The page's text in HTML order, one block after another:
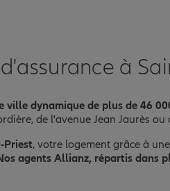
à
ville dynamique de plus de 46
de l'avenue Jean Jaurès
Priest, votre logement grâce à une
agents Allianz, répartis dans